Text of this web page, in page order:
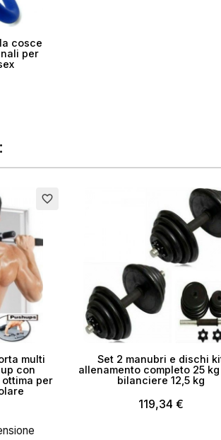
cosce
per
favorite_border
multi
con
per
Set 2 manubri e dischi
allenamento completo 25
bilanciere 12,5 kg
119,34 €